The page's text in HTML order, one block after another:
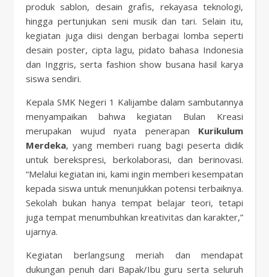
produk sablon, desain grafis, rekayasa teknologi,
hingga pertunjukan seni musik dan tari. Selain itu,
kegiatan juga diisi dengan berbagai lomba seperti
desain poster, cipta lagu, pidato bahasa Indonesia
dan Inggris, serta fashion show busana hasil karya
siswa sendiri.
Kepala SMK Negeri 1 Kalijambe dalam sambutannya
menyampaikan bahwa kegiatan Bulan Kreasi
merupakan wujud nyata penerapan Kurikulum
Merdeka, yang memberi ruang bagi peserta didik
untuk berekspresi, berkolaborasi, dan berinovasi.
“Melalui kegiatan ini, kami ingin memberi kesempatan
kepada siswa untuk menunjukkan potensi terbaiknya.
Sekolah bukan hanya tempat belajar teori, tetapi
juga tempat menumbuhkan kreativitas dan karakter,”
ujarnya.
Kegiatan berlangsung meriah dan mendapat
dukungan penuh dari Bapak/Ibu guru serta seluruh